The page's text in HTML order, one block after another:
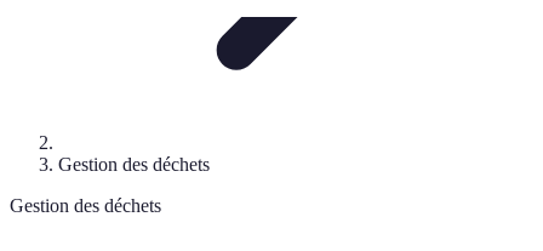
Gestion des déchets
Gestion des déchets